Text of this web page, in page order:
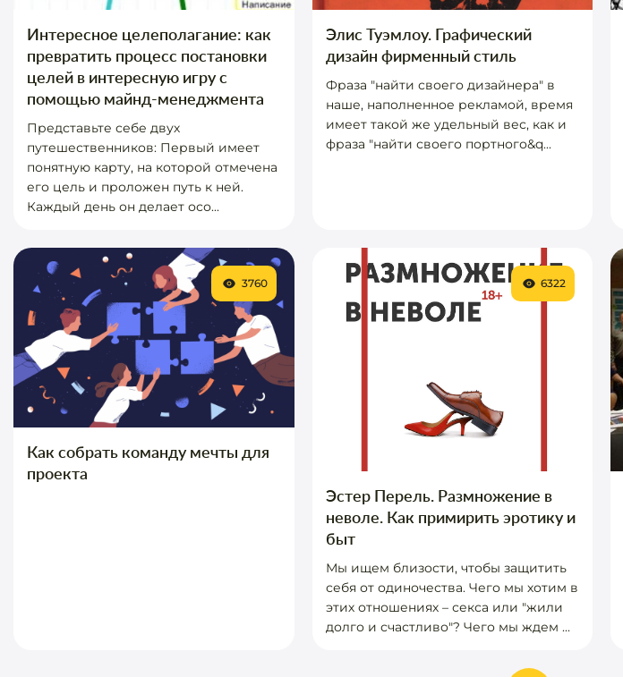
Интересное целеполагание: как
превратить процесс постановки
целей в интересную игру с
помощью майнд-менеджмента
Представьте себе двух
путешественников: Первый имеет
понятную карту, на которой отмечена
его цель и проложен путь к ней.
Каждый день он делает осо...
Элис Туэмлоу. Графический
дизайн фирменный стиль
Фраза "найти своего дизайнера" в
наше, наполненное рекламой, время
имеет такой же удельный вес, как и
фраза "найти своего портного&q...
Как собрать команду мечты для
проекта
3760
Эстер Перель. Размножение в
неволе. Как примирить эротику и
быт
Мы ищем близости, чтобы защитить
себя от одиночества. Чего мы хотим в
этих отношениях – секса или "жили
долго и счастливо"? Чего мы ждем ...
6322